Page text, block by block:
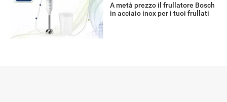
A metà prezzo il frullatore Bosch
in acciaio inox per i tuoi frullati